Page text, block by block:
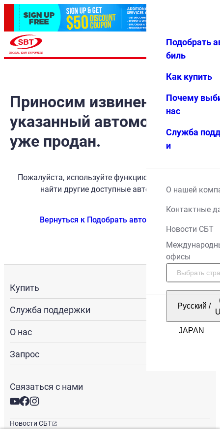
Избранн
Меню
Подобрать
биль
Как купить
Почему
нас
Служба
и
О нашей
Контактные
Новости СБТ
офисы
Русский /
Приносим извинения, но
указанный автомобиль
уже продан.
Пожалуйста, используйте функцию поиска, чтобы
найти другие доступные автомобили.
Вернуться к Подобрать автомобиль
Купить
Служба поддержки
О нас
Запрос
Связаться с нами
Новости СБТ